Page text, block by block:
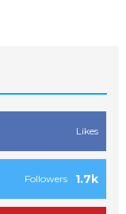
Likes
1.7k
Followers